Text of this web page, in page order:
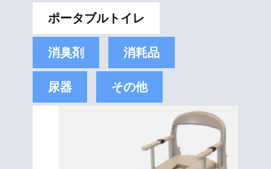
ポータブルトイレ
消臭剤 消耗品
尿器 その他